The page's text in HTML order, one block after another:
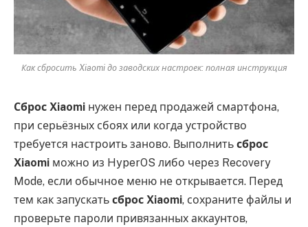
Как сбросить Xiaomi до заводских настроек: полная инструкция
Сброс Xiaomi нужен перед продажей смартфона,
при серьёзных сбоях или когда устройство
требуется настроить заново. Выполнить сброс
Xiaomi можно из HyperOS либо через Recovery
Mode, если обычное меню не открывается. Перед
тем как запускать сброс Xiaomi, сохраните файлы и
проверьте пароли привязанных аккаунтов,